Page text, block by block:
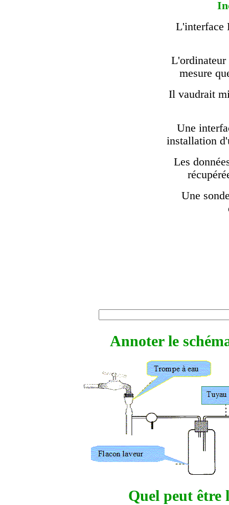
L'interface
L'ordinateur
mesure
Il vaudrait
Une
installation
Les
Une
Annoter le
Quel peut être